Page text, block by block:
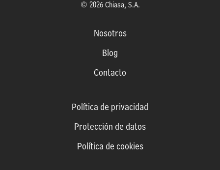
© 2026 Chiasa, S.A.
Nosotros
Blog
Contacto
Política de privacidad
Protección de datos
Política de cookies